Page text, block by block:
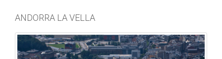
ANDORRA LA VELLA